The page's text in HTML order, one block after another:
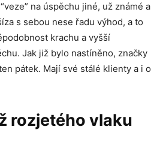
na úspěchu jiné, už známé a
s sebou nese řadu výhod, a to
krachu a vyšší
Jak již bylo nastíněno, značky
pátek. Mají své stálé klienty a i o
rozjetého vlaku